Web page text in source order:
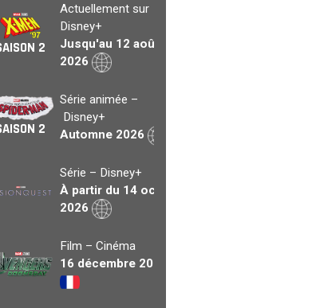
2
Actuellement sur
Disney+
Jusqu'au 12 août
2026
2
Série animée –
Disney+
Automne 2026
Série – Disney+
À partir du 14 oct.
2026
Film – Cinéma
16 décembre 2026